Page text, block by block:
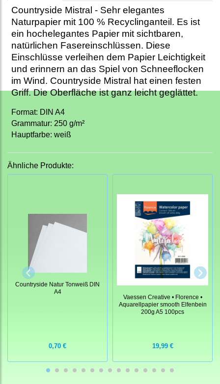
Countryside Mistral - Sehr elegantes
Naturpapier mit 100 % Recyclinganteil. Es ist
ein hochelegantes Papier mit sichtbaren,
natürlichen Fasereinschlüssen. Diese
Einschlüsse verleihen dem Papier Leichtigkeit
und erinnern an das Spiel von Schneeflocken
im Wind. Countryside Mistral hat einen festen
Griff. Die Oberfläche ist ganz leicht geglättet.
Format: DIN A4
Grammatur: 250 g/m²
Hauptfarbe: weiß
Ähnliche Produkte:
Countryside Natur Tonweiß DIN
A4
0,70 €
Vaessen Creative • Florence •
Aquarellpapier smooth Elfenbein
200g A5 100pcs
19,99 €